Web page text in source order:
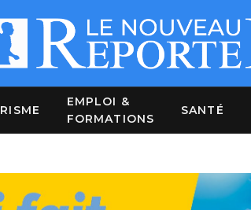
EMPLOI &
FORMATIONS
SANTÉ